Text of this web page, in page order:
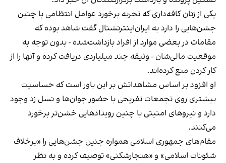
یکی از زنان کافه‌داری که تجربه برخورد عوامل انتظامی با چنین
جشن‌هایی را دارد به ایران‌اینترنشنال گفت شاهد بوده که
مقامات در بعضی موارد از افراد بازداشت‌‌شده - بدون توجه به
موقعیت مالی‌شان - وثیقه چند میلیاردی دریافت کرده و آنها را از
کار کردن منع کرده‌اند.
او افزود بر اساس مشاهداتش بر این باور است که حساسیت
بیشتری روی تجمعات تفریحی با حضور جوان‌ها و نسل زد وجود
دارد و نیروهای امنیتی با چنین رویدادهایی خشن‌تر برخورد
می‌کنند.
مقام‌های جمهوری اسلامی همواره چنین جشن‌هایی را «برخلاف
شئونات اسلامی» و «هنجارشکنی» توصیف کرده و به نظر